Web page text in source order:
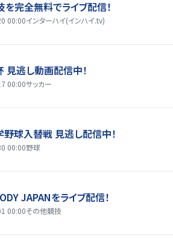
完全無料でライブ配信！
00:00インターハイ(インハイ.tv)
見逃し動画配信中！
00:00サッカー
球入替戦 見逃し配信中！
00:00野球
JAPANをライブ配信！
00:00その他競技